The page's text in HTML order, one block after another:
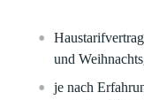
Haustarifvertrag
und
je nach